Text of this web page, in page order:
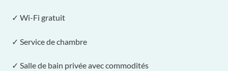
✓ Wi-Fi gratuit
✓ Service de chambre
✓ Salle de bain privée avec commodités